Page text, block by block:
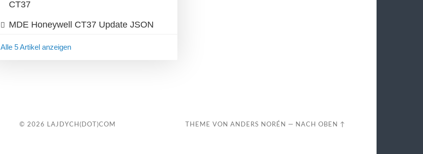
CT37
MDE Honeywell CT37 Update JSON
Alle 5 Artikel anzeigen
© 2026 LAJDYCH(DOT)COM THEME VONANDERS NORÉN — NACH OBEN ↑